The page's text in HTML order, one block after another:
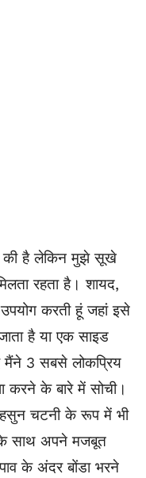
की है लेकिन मुझे सूखे
रहताहै। शायद,
करती हूं जहां इसे
है या एक साइड
मैंने 3 सबसे लोकप्रिय
करने के बारे में सोची।
चटनी के रूप में भी
साथ अपने मजबूत
के अंदर बोंडा भरने